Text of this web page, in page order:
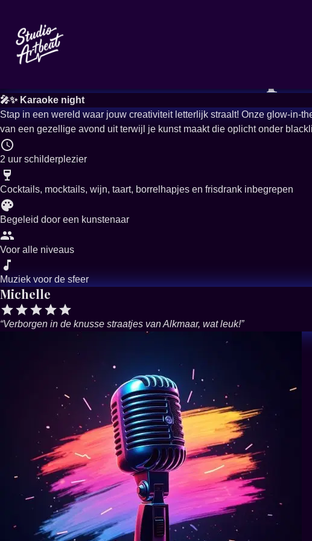
Meer evenementen
Glow in the dark
🎤✨ Karaoke night
Stap in een wereld waar jouw creativiteit letterlijk straalt! Onze glow-in-
van een gezellige avond uit terwijl je kunst maakt die oplicht onder
2 uur schilderplezier
Cocktails, mocktails, wijn, taart, borrelhapjes en frisdrank inbegrepen
Begeleid door een kunstenaar
Voor alle niveaus
Muziek voor de sfeer
Michelle
“Verborgen in de knusse straatjes van Alkmaar, wat leuk!”